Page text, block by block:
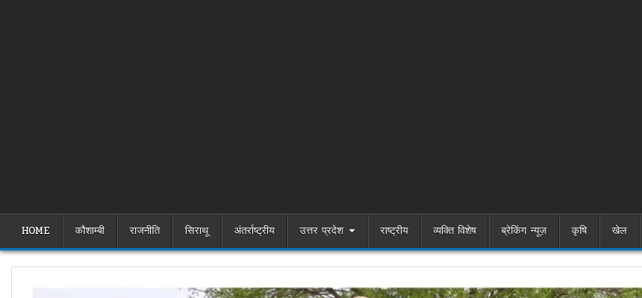
HOME कौशाम्बी राजनीति सिराथू अंतर्राष्ट्रीय उत्तर प्रदेश राष्ट्रीय व्यक्ति विशेष ब्रेकिंग न्यूज़ कृषि खेल